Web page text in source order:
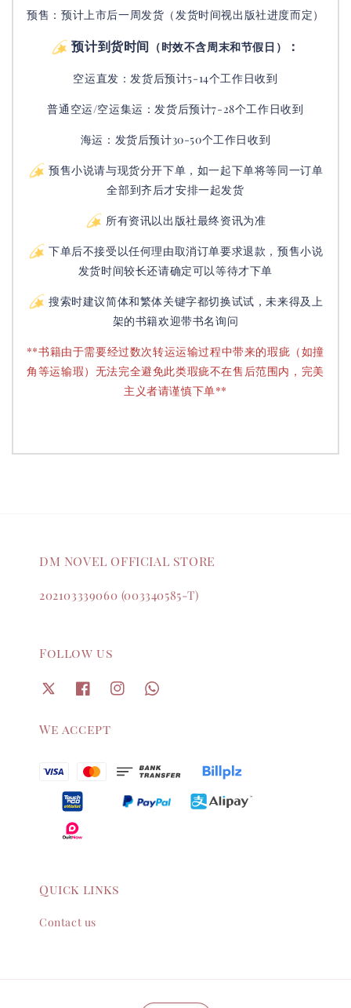
预售：预计上市后一周发货（发货时间视出版社进度而定）
预计到货时间 （时效不含周末和节假日） ：
空运直发：发货后预计5-14个工作日收到
普通空运/空运集运：发货后预计7-28个工作日收到
海运：发货后预计30-50个工作日收到
预售小说请与现货分开下单，如一起下单将等同一订单
全部到齐后才安排一起发货
所有资讯以出版社最终资讯为准
下单后不接受以任何理由取消订单要求退款，预售小说
发货时间较长还请确定可以等待才下单
搜索时建议简体和繁体关键字都切换试试，未来得及上
架的书籍欢迎带书名询问
**书籍由于需要经过数次转运运输过程中带来的瑕疵（如撞
角等运输瑕）无法完全避免此类瑕疵不在售后范围内，完美
主义者请谨慎下单**
DM NOVEL OFFICIAL STORE
202103339060 (003340585-T)
Follow us
We accept
Quick links
Contact us